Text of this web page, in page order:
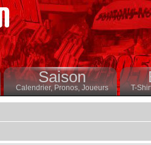
Saison
Calendrier,Pronos, Joueurs T-